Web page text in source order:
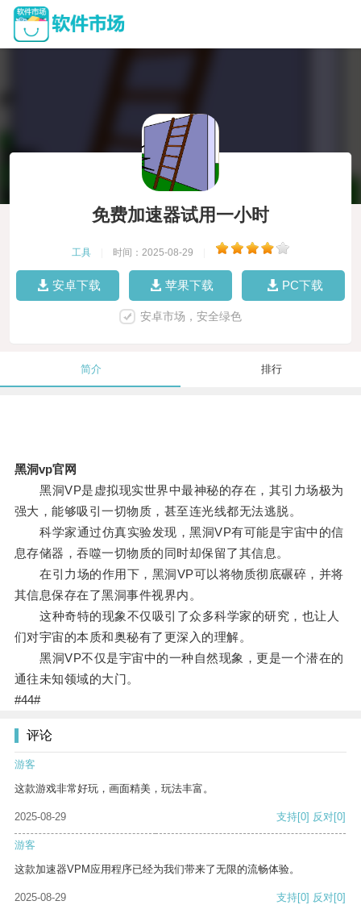
免费加速器试用一小时
工具 时间：2025-08-29
安卓下载 苹果下载 PC下载
安卓市场，安全绿色
简介 排行
黑洞vp官网
黑洞VP是虚拟现实世界中最神秘的存在，其引力场极为
强大，能够吸引一切物质，甚至连光线都无法逃脱。
科学家通过仿真实验发现，黑洞VP有可能是宇宙中的信
息存储器，吞噬一切物质的同时却保留了其信息。
在引力场的作用下，黑洞VP可以将物质彻底碾碎，并将
其信息保存在了黑洞事件视界内。
这种奇特的现象不仅吸引了众多科学家的研究，也让人
们对宇宙的本质和奥秘有了更深入的理解。
黑洞VP不仅是宇宙中的一种自然现象，更是一个潜在的
通往未知领域的大门。
#44#
评论
游客
这款游戏非常好玩，画面精美，玩法丰富。
2025-08-29 支持[0] 反对[0]
游客
这款加速器VPM应用程序已经为我们带来了无限的流畅体验。
2025-08-29 支持[0] 反对[0]